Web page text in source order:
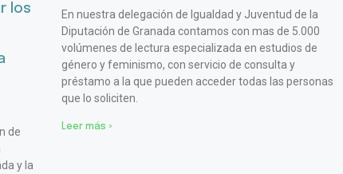
los
de
y la
En nuestra delegación de Igualdad y Juventud de la
Diputación de Granada contamos con mas de 5.000
volúmenes de lectura especializada en estudios de
género y feminismo, con servicio de consulta y
préstamo a la que pueden acceder todas las personas
que lo soliciten.
Leer más »